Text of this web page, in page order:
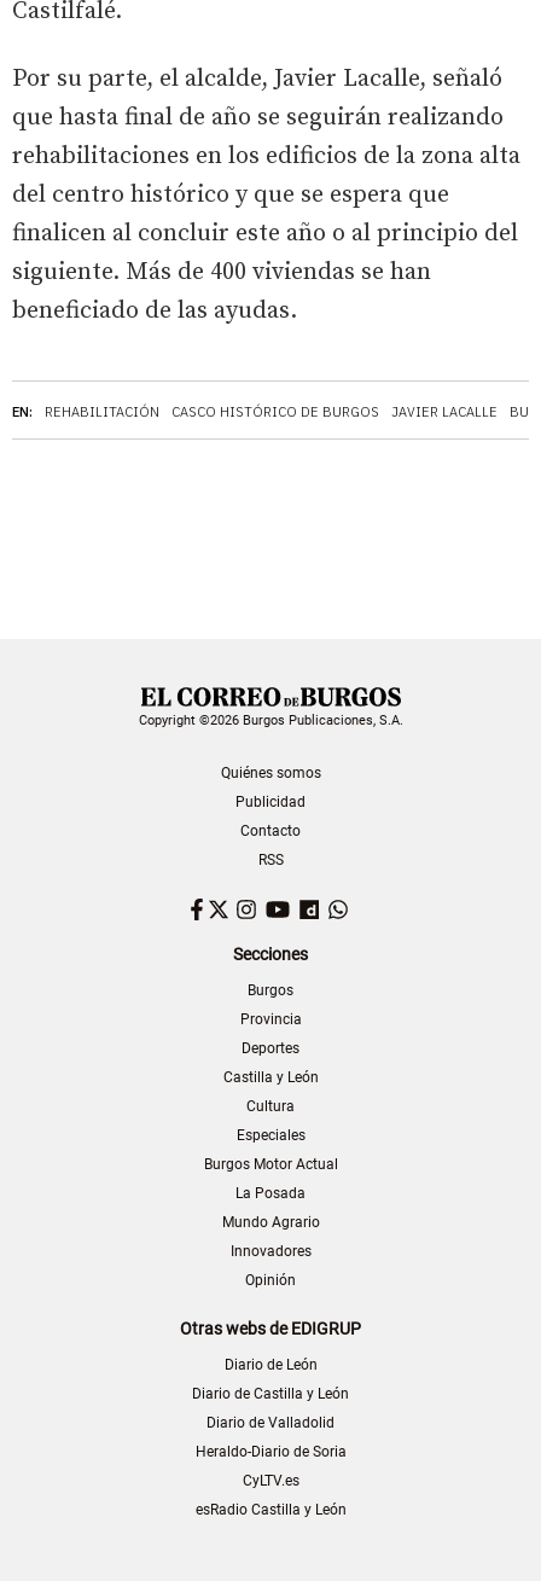
EN: REHABILITACIÓN CASCO HISTÓRICO DE BURGOS JAVIER LACALLE
Castilfalé.
Por su parte, el alcalde, Javier Lacalle, señaló
que hasta final de año se seguirán realizando
rehabilitaciones en los edificios de la zona alta
del centro histórico y que se espera que
finalicen al concluir este año o al principio del
siguiente. Más de 400 viviendas se han
beneficiado de las ayudas.
Copyright ©2026 Burgos Publicaciones, S.A.
Quiénes somos
Publicidad
Contacto
RSS
Facebook
TwitterInstagram
YouTubeDailymotion
Secciones
Burgos
Provincia
Deportes
Castilla y León
Cultura
Especiales
Burgos Motor Actual
La Posada
Mundo Agrario
Innovadores
Opinión
Otras webs de EDIGRUP
Diario de León
Diario de Castilla y León
Diario de Valladolid
Heraldo-Diario de Soria
CyLTV.es
esRadio Castilla y León